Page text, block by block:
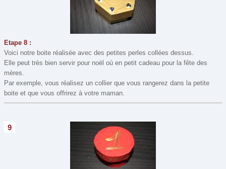
Etape 8 :
Voici notre boite réalisée avec des petites perles collées dessus.
Elle peut très bien servir pour noël où en petit cadeau pour la fête des
mères.
Par exemple, vous réalisez un collier que vous rangerez dans la petite
boite et que vous offrirez à votre maman.
9